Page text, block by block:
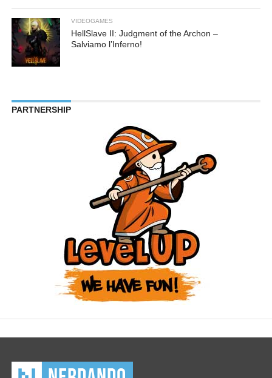
VIDEOGAMES
HellSlave II: Judgment of the Archon –
Salviamo l’Inferno!
PARTNERSHIP